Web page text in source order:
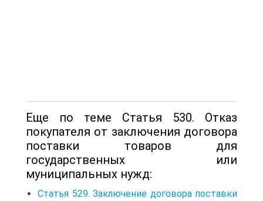
Еще по теме Статья 530. Отказ
покупателя от заключения договора
поставки товаров для
государственных или
муниципальных нужд:
Статья 529. Заключение договора поставки